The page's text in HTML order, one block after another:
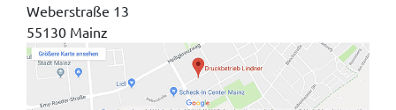
Weberstraße 13
55130 Mainz